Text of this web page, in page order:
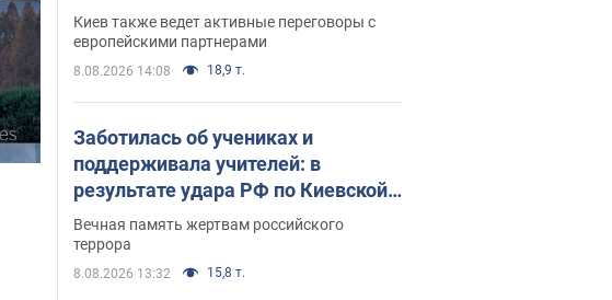
Зеленский раскрыл подробности
Киев также ведет активные переговоры с
европейскими партнерами
8.08.2026 14:08 18,9 т.
Заботилась об учениках и
поддерживала учителей: в
результате удара РФ по Киевской
области погибли директор
киевского лицея, её муж и внук
Вечная память жертвам российского
террора
8.08.2026 13:32 15,8 т.